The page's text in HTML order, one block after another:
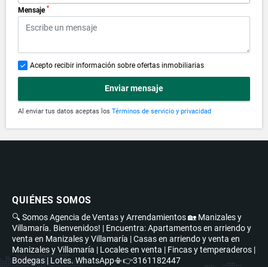
Mensaje *
Acepto recibir información sobre ofertas inmobiliarias
Enviar mensaje
Al enviar tus datos aceptas los Términos de servicio y privacidad
QUIÉNES SOMOS
🔍 Somos Agencia de Ventas y Arrendamientos 🏡 Manizales y
Villamaría. Bienvenidos! | Encuentra: Apartamentos en arriendo y
venta en Manizales y Villamaría | Casas en arriendo y venta en
Manizales y Villamaría | Locales en venta | Fincas y temperaderos |
Bodegas | Lotes. WhatsApp📳👉3161182447